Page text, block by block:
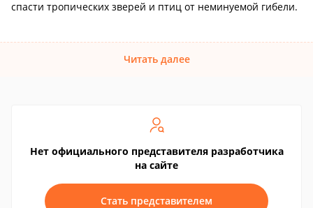
спасти тропических зверей и птиц от неминуемой гибели.
Читать далее
Нет официального представителя разработчика
на сайте
Стать представителем